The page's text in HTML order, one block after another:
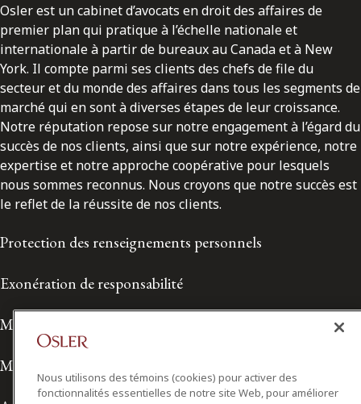
Osler est un cabinet d’avocats en droit des affaires de
premier plan qui pratique à l’échelle nationale et
internationale à partir de bureaux au Canada et à New
York. Il compte parmi ses clients des chefs de file du
secteur et du monde des affaires dans tous les segments de
marché qui en sont à diverses étapes de leur croissance.
Notre réputation repose sur notre engagement à l’égard du
succès de nos clients, ainsi que sur notre expérience, notre
expertise et notre approche coopérative pour lesquels
nous sommes reconnus. Nous croyons que notre succès est
le reflet de la réussite de nos clients.
Protection des renseignements personnels
Exonération de responsabilité
Modalités de prestation de services
Modalités d'utilisation
Nous utilisons des témoins (cookies) pour activer des
fonctionnalités essentielles de notre site Web, pour améliorer